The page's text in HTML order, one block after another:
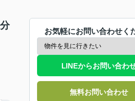
お気軽にお問い合わせく
LINEからお問い合わ
無料お問い合わせ